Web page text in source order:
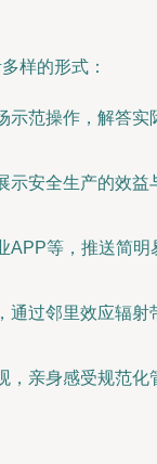
样的形式：
示范操作，解答实
示安全生产的效益
APP等，推送简明
通过邻里效应辐射
，亲身感受规范化